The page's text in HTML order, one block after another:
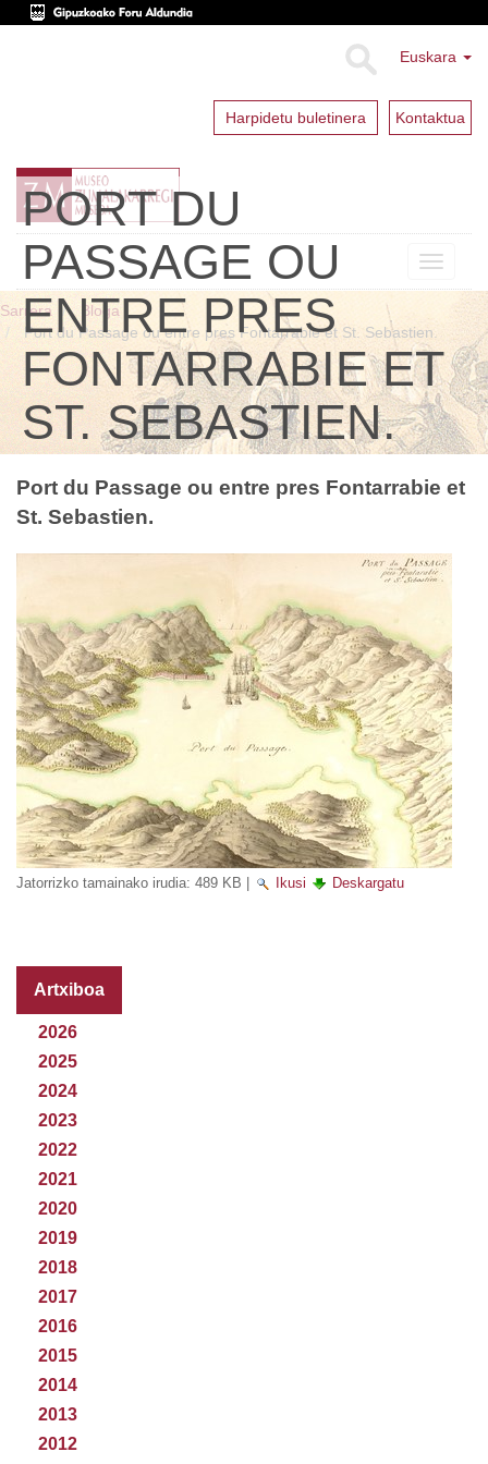
Euskara
Harpidetu buletinera Kontaktua
Toggle
Sarrera
Bloga
Port du Passage ou entre pres Fontarrabie et St. Sebastien.
PORT DU
PASSAGE OU
ENTRE PRES
FONTARRABIE ET
ST. SEBASTIEN.
Port du Passage ou entre pres Fontarrabie et
St. Sebastien.
Jatorrizko tamainako irudia: 489 KB | Ikusi Deskargatu
Artxiboa
2026
2025
2024
2023
2022
2021
2020
2019
2018
2017
2016
2015
2014
2013
2012